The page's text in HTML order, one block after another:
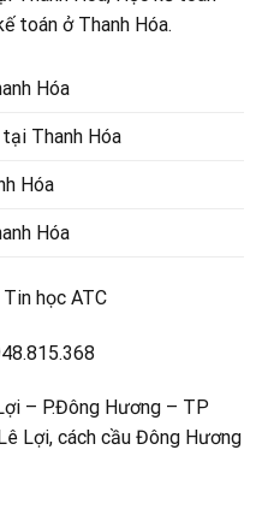
toán ở Thanh Hóa.
Hóa
Thanh Hóa
Hóa
Hóa
học ATC
– P.Đông Hương – TP
Lợi, cách cầu Đông Hương